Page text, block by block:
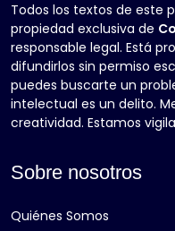
Todos los textos de este
propiedad exclusiva de
responsable legal. Está
difundirlos sin permiso
puedes buscarte un
intelectual es un delito.
creatividad. Estamos
Sobre nosotros
Quiénes Somos